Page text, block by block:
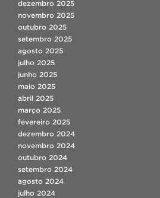
dezembro 2025
novembro 2025
outubro 2025
setembro 2025
agosto 2025
julho 2025
junho 2025
maio 2025
abril 2025
março 2025
fevereiro 2025
dezembro 2024
novembro 2024
outubro 2024
setembro 2024
agosto 2024
julho 2024